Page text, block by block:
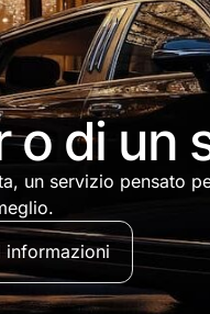
di un
un servizio pensato
informazioni